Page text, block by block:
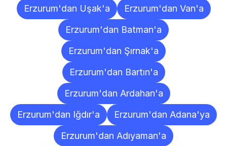
Erzurum'dan Uşak'a
Erzurum'dan Van'a
Erzurum'dan Batman'a
Erzurum'dan Şırnak'a
Erzurum'dan Bartın'a
Erzurum'dan Ardahan'a
Erzurum'dan Iğdır'a
Erzurum'dan Adana'ya
Erzurum'dan Adıyaman'a